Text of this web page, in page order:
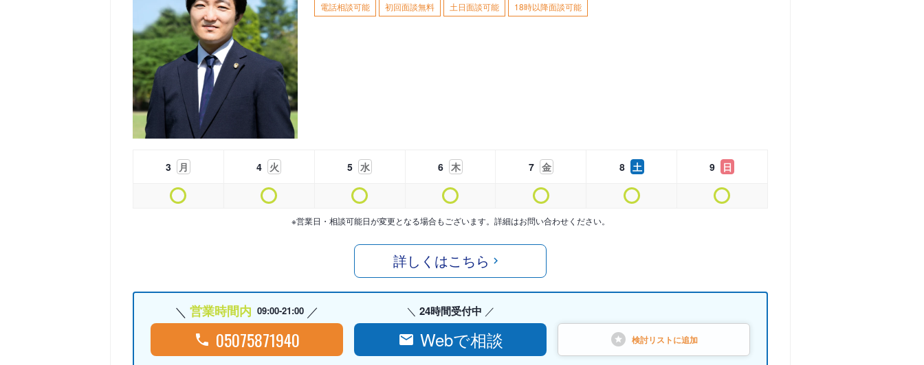
電話相談可能
初回面談無料 土日面談可能 18時以降面談可能
3 月 4 火 5 水 6 木 7 金 8 土 9 日
※営業日・相談可能日が変更となる場合もございます。詳細はお問い合わせください。
詳しくはこちら
営業時間内 09:00-21:00
05075871940
24時間受付中
Webで相談 検討リストに追加